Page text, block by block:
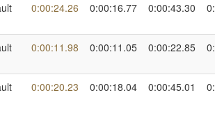
0:00:24.26 0:00:16.77 0:00:43.30
0:00:11.98 0:00:11.05 0:00:22.85
0:00:20.23 0:00:18.04 0:00:45.01